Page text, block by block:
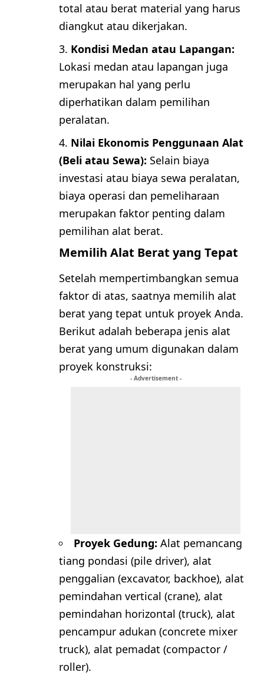
total atau berat material yang harus
diangkut atau dikerjakan.
Kondisi Medan atau Lapangan:
Lokasi medan atau lapangan juga
merupakan hal yang perlu
diperhatikan dalam pemilihan
peralatan.
Nilai Ekonomis Penggunaan Alat
(Beli atau Sewa): Selain biaya
investasi atau biaya sewa peralatan,
biaya operasi dan pemeliharaan
merupakan faktor penting dalam
pemilihan alat berat.
Memilih Alat Berat yang Tepat
Setelah mempertimbangkan semua
faktor di atas, saatnya memilih alat
berat yang tepat untuk proyek Anda.
Berikut adalah beberapa jenis alat
berat yang umum digunakan dalam
proyek konstruksi:
- Advertisement -
Proyek Gedung: Alat pemancang
tiang pondasi (pile driver), alat
penggalian (excavator, backhoe), alat
pemindahan vertical (crane), alat
pemindahan horizontal (truck), alat
pencampur adukan (concrete mixer
truck), alat pemadat (compactor /
roller).